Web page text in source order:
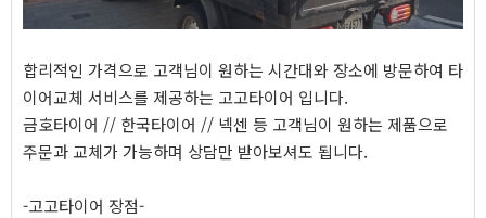
합리적인 가격으로 고객님이 원하는 시간대와 장소에 방문하여 타
이어교체 서비스를 제공하는 고고타이어 입니다.
금호타이어 // 한국타이어 // 넥센 등 고객님이 원하는 제품으로
주문과 교체가 가능하며 상담만 받아보셔도 됩니다.
-고고타이어 장점-